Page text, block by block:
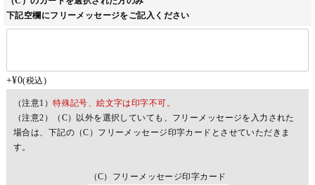
下記空欄にフリーメッセージをご記入ください
+¥0 税込
（注意1）特殊記号、絵文字は印字不可。
（注意2）（C）以外を選択していても、フリーメッセージを入力された
場合は、下記の（C）フリーメッセージ印字カードとさせていただきま
す。
（C）フリーメッセージ印字カード